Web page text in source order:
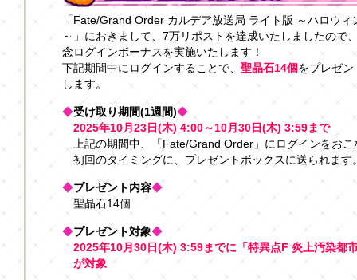
「Fate/Grand Order カルデア放送局 ライト版 ～ハロウィ
～」におきまして、7万リポストを達成いたしましたので
念ログインボーナスを実施いたします！
下記期間中にログインすることで、 聖晶石14個をプレゼン
します。
◆受け取り期間(1週間)◆
2025年10月23日(木) 4:00～10月30日(木) 3:59まで
上記の期間中、「Fate/Grand Order」にログインをおこ
初回のタイミングに、プレゼントボックスに送られます
◆プレゼント内容◆
聖晶石14個
◆プレゼント対象◆
2025年10月30日(木) 3:59までに「特異点F 炎上汚染都
が対象